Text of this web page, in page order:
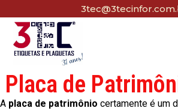
Placa de
A placa de patrimônio certamente é um